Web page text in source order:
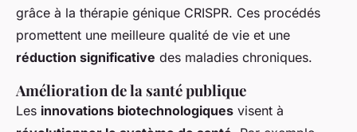
grâce à la thérapie génique CRISPR. Ces procédés
promettent une meilleure qualité de vie et une
réduction significative des maladies chroniques.
Amélioration de la santé publique
Les innovations biotechnologiques visent à